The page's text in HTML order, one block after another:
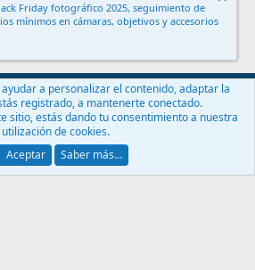
reglas Política de privacidad
Ayuda
® © 2010-2024 XenForo Ltd.
Friday fotográfico 2025, seguimiento de
mínimos en cámaras, objetivos y accesorios
a personalizar el contenido, adaptar la
registrado, a mantenerte conectado.
sitio, estás dando tu consentimiento a nuestra
utilización de cookies.
Aceptar
Saber más…